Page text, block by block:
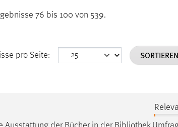
76 bis 100 von 539.
pro Seite: